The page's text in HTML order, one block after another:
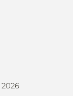
2026